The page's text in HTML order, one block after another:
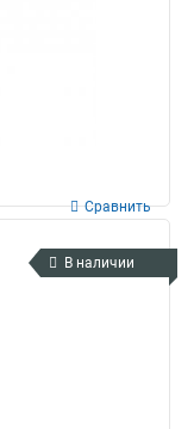
Сравнить
В наличии